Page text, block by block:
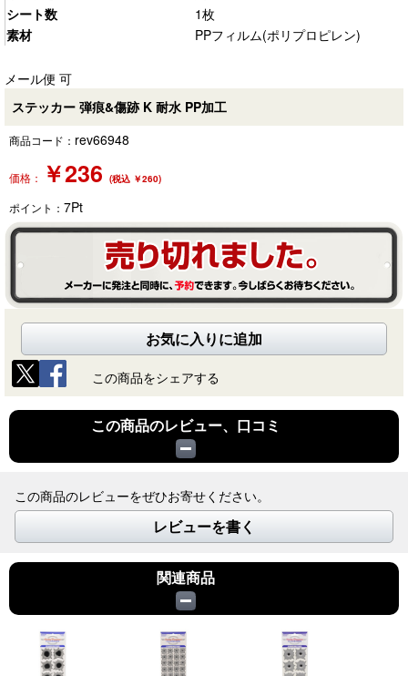
シート数
1枚
素材
PPフィルム(ポリプロピレン)
メール便 可
ステッカー 弾痕&傷跡 K 耐水 PP加工
商品コード： rev66948
価格： ￥236 (税込 ￥260)
ポイント： 7Pt
お気に入りに追加
この商品をシェアする
この商品のレビュー、口コミ
この商品のレビューをぜひお寄せください。
レビューを書く
関連商品